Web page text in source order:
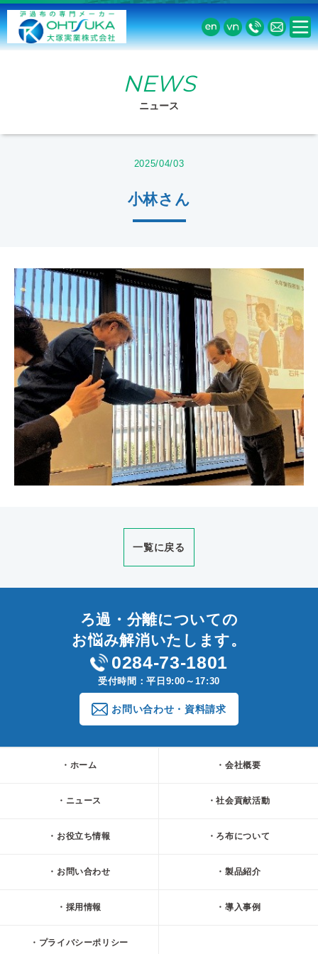
NEWS
ニュース
2025/04/03
小林さん
一覧に戻る
ろ過・分離についての
お悩み解消いたします。
0284-73-1801
受付時間：平日9:00～17:30
お問い合わせ・資料請求
ホーム 会社概要
ニュース 社会貢献活動
お役立ち情報 ろ布について
お問い合わせ 製品紹介
採用情報 導入事例
プライバシーポリシー